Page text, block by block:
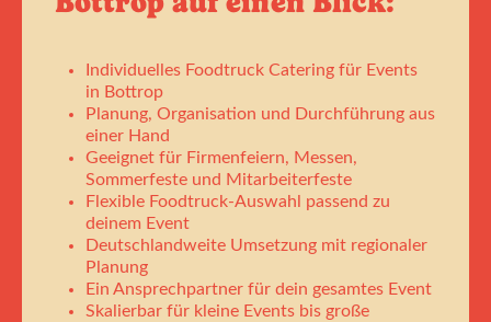
Individuelles Foodtruck Catering für Events
in Bottrop
Planung, Organisation und Durchführung aus
einer Hand
Geeignet für Firmenfeiern, Messen,
Sommerfeste und Mitarbeiterfeste
Flexible Foodtruck-Auswahl passend zu
deinem Event
Deutschlandweite Umsetzung mit regionaler
Planung
Ein Ansprechpartner für dein gesamtes Event
Skalierbar für kleine Events bis große